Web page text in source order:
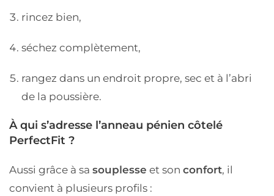
rincez bien,
séchez complètement,
rangez dans un endroit propre, sec et à l’abri
de la poussière.
À qui s’adresse l’anneau pénien côtelé
PerfectFit ?
Aussi grâce à sa souplesse et son confort, il
convient à plusieurs profils :